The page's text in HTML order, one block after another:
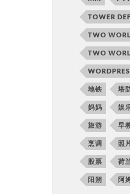
TOWER
TWO
TWO
地铁 塔
妈妈 娱
旅游 早
烹调 照
股票 荷
阳朔 阿